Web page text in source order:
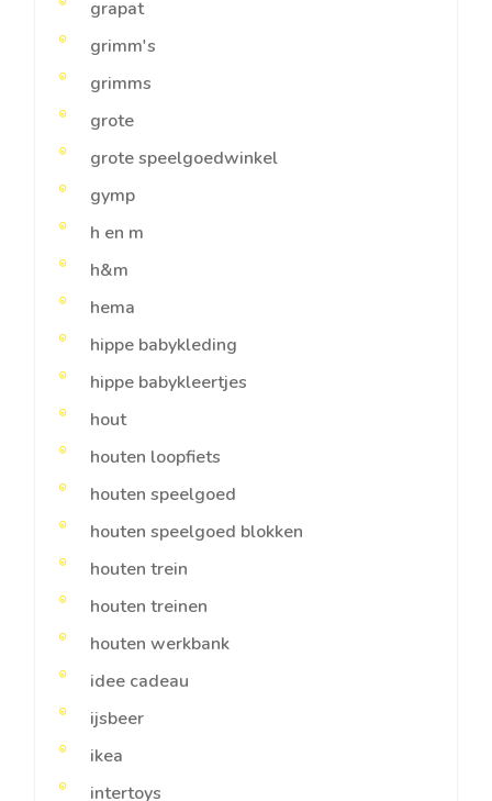
grapat
grimm's
grimms
grote
grote speelgoedwinkel
gymp
h en m
h&m
hema
hippe babykleding
hippe babykleertjes
hout
houten loopfiets
houten speelgoed
houten speelgoed blokken
houten trein
houten treinen
houten werkbank
idee cadeau
ijsbeer
ikea
intertoys